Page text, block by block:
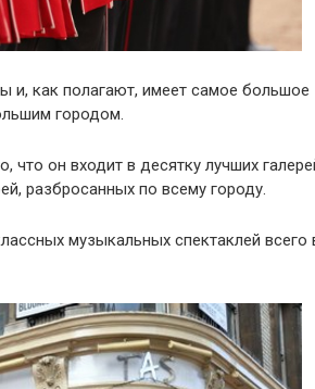
и, как полагают, имеет самое большое
городом.
он входит в десятку лучших
разбросанных по всему городу.
музыкальных спектаклей всего